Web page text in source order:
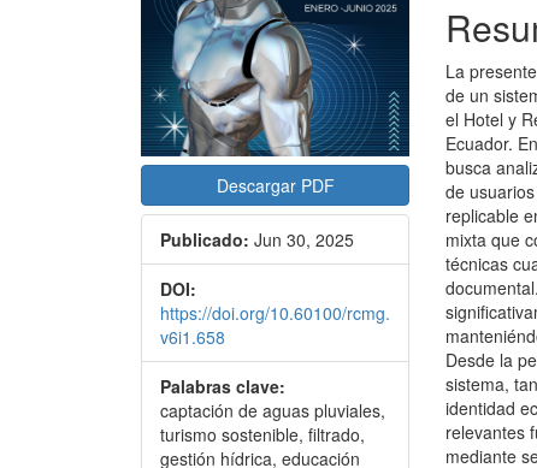
Descargar PDF
Publicado: Jun 30, 2025
DOI:
https://doi.org/10.60100/rcmg.
v6i1.658
Palabras clave:
captación de aguas pluviales,
turismo sostenible, filtrado,
gestión hídrica, educación
La
de un
el Hotel y
Ecuador.
busca
de
replicable
mixta que
técnicas
Desde la
sistema,
identidad
relevantes
mediante